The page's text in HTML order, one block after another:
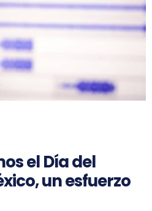
el Día del
un esfuerzo